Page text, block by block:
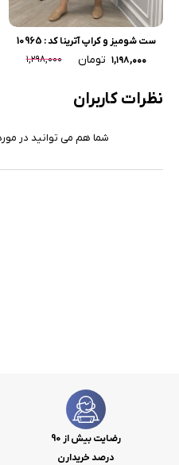
ست شومیز و کراپ آترینا کد : 10965
۱,۱۹۸,۰۰۰ تومان ۱,۲۹۸,۰۰۰
نظرات کاربران
شما هم می توانید در
رضایت بیش از 90
درصد خریدارن